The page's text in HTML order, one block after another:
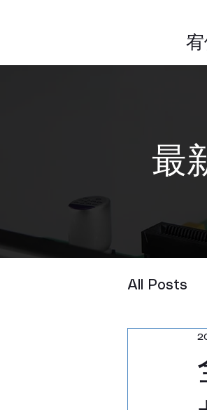
最
All Posts
汽車雷
射頻通